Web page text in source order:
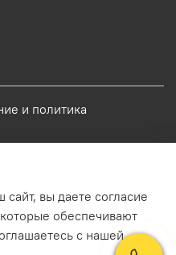
и политика
вы даете согласие
обеспечивают
с нашей